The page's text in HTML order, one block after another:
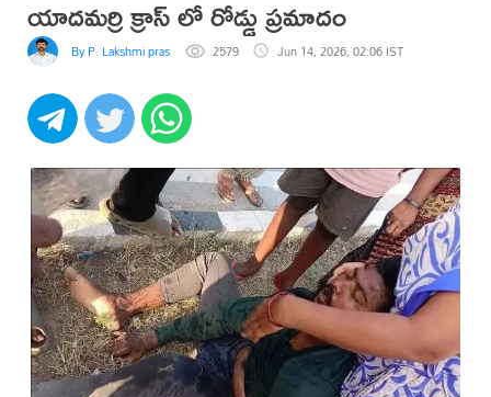
యాదమర్రి క్రాస్ లో రోడ్డు ప్రమాదం
By P. Lakshmi prasad 2579 Jun 14, 2026, 02:06 IST